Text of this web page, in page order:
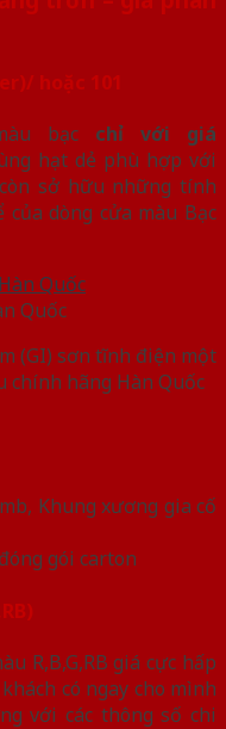
hoặc 101
bạc chỉ với giá
hạt dẻ phù hợp với
sở hữu những tính
của dòng cửa màu Bạc
Quốc
(GI) sơn tĩnh điện một
chính hãng Hàn Quốc
Khung xương gia cố
gói carton
R,B,G,RB giá cực hấp
có ngay cho mình
với các thông số chi